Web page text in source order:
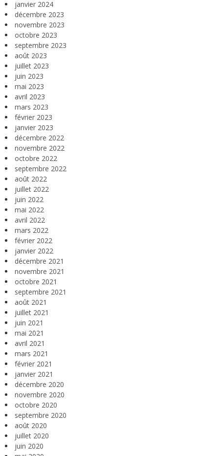
janvier 2024
décembre 2023
novembre 2023
octobre 2023
septembre 2023
août 2023
juillet 2023
juin 2023
mai 2023
avril 2023
mars 2023
février 2023
janvier 2023
décembre 2022
novembre 2022
octobre 2022
septembre 2022
août 2022
juillet 2022
juin 2022
mai 2022
avril 2022
mars 2022
février 2022
janvier 2022
décembre 2021
novembre 2021
octobre 2021
septembre 2021
août 2021
juillet 2021
juin 2021
mai 2021
avril 2021
mars 2021
février 2021
janvier 2021
décembre 2020
novembre 2020
octobre 2020
septembre 2020
août 2020
juillet 2020
juin 2020